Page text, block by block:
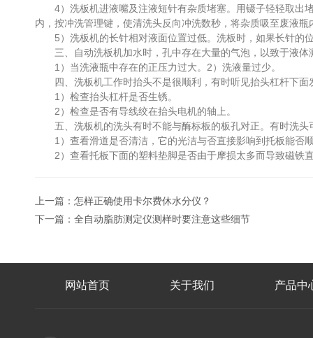
4）洗板机进液嘴及注液短针有杂质堵塞。用镊子轻轻取出堵
内，按冲洗管理键，使清洗头反向冲洗数秒，将杂质吸至废液瓶
5）洗板机的长针相对液面位置过低。洗板时，如果长针的
三、自动洗板机加水时，孔中存在大量的气泡，以致于液体
1）当洗液瓶中存在的正压力过大。2）洗液量过少。
四、洗板机工作时抬头不是很顺利，有时听见抬头杠杆下面
1）检查抬头杠杆是否生锈。
2）检查是否有导线绞在抬头电机的轴上。
五、洗板机的洗头有时不能与酶标板的板孔对正。有时洗头
1）查看滑道是否清洁，它的光洁与否直接影响到托板能否
2）查看托板下面的塑料垫脚是否由于摩损太多而导致磁铁
上一篇： 怎样正确使用卡尔费休水分仪？
下一篇： 全自动脂肪测定仪测样时要注意这些细节
网站首页 关于我们 产品中